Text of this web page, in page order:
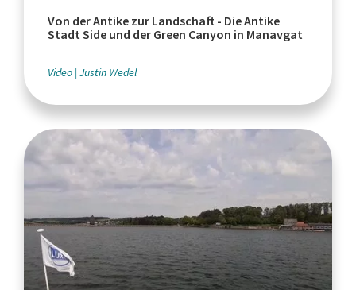
Von der Antike zur Landschaft - Die Antike
Stadt Side und der Green Canyon in Manavgat
Video Justin Wedel